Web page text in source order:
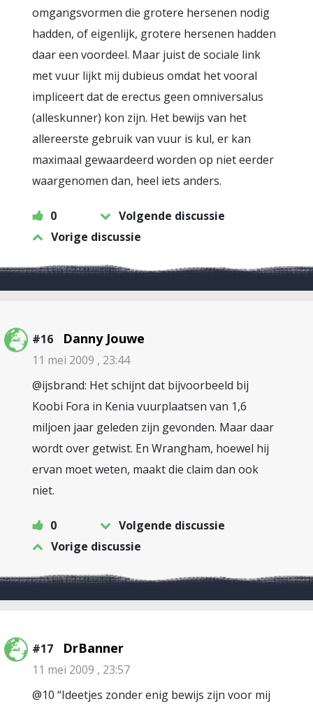
omgangsvormen die grotere hersenen nodig
hadden, of eigenlijk, grotere hersenen hadden
daar een voordeel. Maar juist de sociale link
met vuur lijkt mij dubieus omdat het vooral
impliceert dat de erectus geen omniversalus
(alleskunner) kon zijn. Het bewijs van het
allereerste gebruik van vuur is kul, er kan
maximaal gewaardeerd worden op niet eerder
waargenomen dan, heel iets anders.
0
Volgende discussie
Vorige discussie
#16 Danny Jouwe
11 mei 2009 , 23:44
@ijsbrand: Het schijnt dat bijvoorbeeld bij
Koobi Fora in Kenia vuurplaatsen van 1,6
miljoen jaar geleden zijn gevonden. Maar daar
wordt over getwist. En Wrangham, hoewel hij
ervan moet weten, maakt die claim dan ook
niet.
0
Volgende discussie
Vorige discussie
#17 DrBanner
11 mei 2009 , 23:57
@10 “Ideetjes zonder enig bewijs zijn voor mij